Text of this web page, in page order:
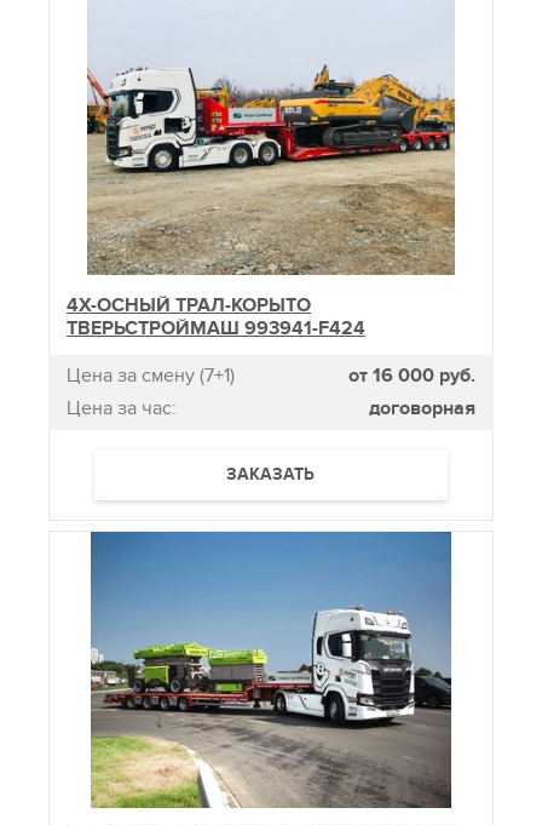
4Х-ОСНЫЙ ТРАЛ-КОРЫТО
ТВЕРЬСТРОЙМАШ 993941-F424
Цена за смену (7+1)
от 16 000 руб.
Цена за час:
договорная
ЗАКАЗАТЬ